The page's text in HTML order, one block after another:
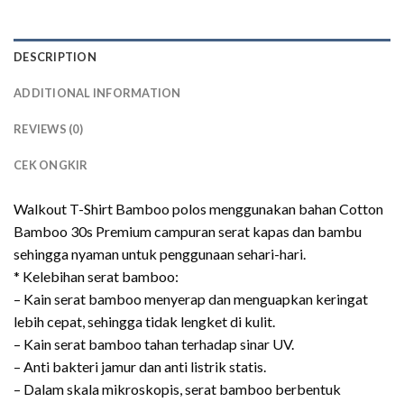
DESCRIPTION
ADDITIONAL INFORMATION
REVIEWS (0)
CEK ONGKIR
Walkout T-Shirt Bamboo polos menggunakan bahan Cotton
Bamboo 30s Premium campuran serat kapas dan bambu
sehingga nyaman untuk penggunaan sehari-hari.
* Kelebihan serat bamboo:
– Kain serat bamboo menyerap dan menguapkan keringat
lebih cepat, sehingga tidak lengket di kulit.
– Kain serat bamboo tahan terhadap sinar UV.
– Anti bakteri jamur dan anti listrik statis.
– Dalam skala mikroskopis, serat bamboo berbentuk